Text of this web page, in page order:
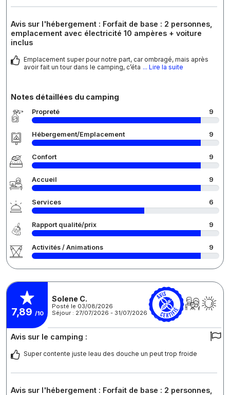
Avis sur l'hébergement : Forfait de base : 2 personnes,
emplacement avec électricité 10 ampères + voiture
inclus
Emplacement super pour notre part, car ombragé, mais après
avoir fait un tour dans le camping, c’éta ... Lire la suite
Notes détaillées du camping
Propreté 9
Hébergement/Emplacement 9
Confort 9
Accueil 9
Services 6
Rapport qualité/prix 9
Activités / Animations 9
7,89 /10
Solene C.
Posté le 03/08/2026
Séjour : 27/07/2026 - 31/07/2026
Avis sur le camping :
Super contente juste leau des douche un peut trop froide
Avis sur l'hébergement : Forfait de base : 2 personnes,